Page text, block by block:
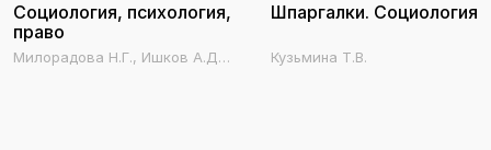
Социология, психология,
право
Милорадова Н.Г., Ишков А.Д.,
Шпаргалки. Социология
Кузьмина Т.В.